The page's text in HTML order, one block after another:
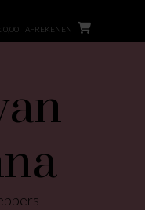
0,00 AFREKENEN